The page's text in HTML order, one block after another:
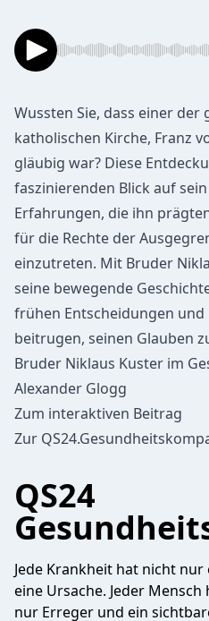
Wussten Sie, dass einer
katholischen Kirche, Franz
gläubig war? Diese
faszinierenden Blick auf
Erfahrungen, die ihn
für die Rechte der
einzutreten. Mit Bruder
seine bewegende
frühen Entscheidungen
beitrugen, seinen Glauben
Bruder Niklaus Kuster im
Alexander Glogg
Zum interaktiven Beitrag
Zur
QS24
Jede Krankheit hat nicht
eine Ursache. Jeder
nur Erreger und ein